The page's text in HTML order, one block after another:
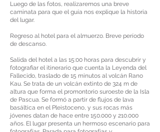
Luego de las fotos, realizaremos una breve
caminata para que el guía nos explique la historia
del lugar.
Regreso al hotel para el almuerzo. Breve período
de descanso.
Salida del hotel a las 15:00 horas para descubrir y
fotografiar el itinerario que cuenta la Leyenda del
Fallecido, traslado de 15 minutos al volcán Rano
Kau. Se trata de un volcán extinto de 324 m de
altura que forma el promontorio suroeste de la Isla
de Pascua. Se formó a partir de flujos de lava
basáltica en el Pleistoceno, y sus rocas más
jóvenes datan de hace entre 150.000 y 210.000
años. El lugar presenta un hermoso escenario para